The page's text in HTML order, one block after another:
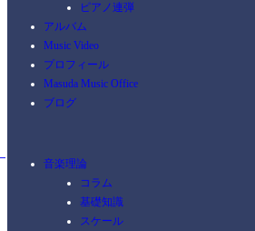
ピアノ連弾
アルバム
Music Video
プロフィール
Masuda Music Office
ブログ
音楽理論
コラム
基礎知識
スケール